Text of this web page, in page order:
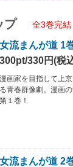
プ 全3巻完結
女流まんが道 1
300pt/330円(税
漫画家を目指して上
る青春群像劇。漫画
第１巻！
女流まんが道 2